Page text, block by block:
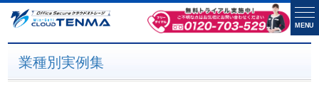
業種別実例集
MENU